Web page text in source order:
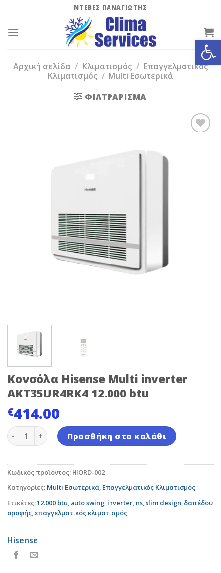
content
ΝΤΕΒΕΣ ΠΑΝΑΓΙΩΤΗΣ
Αρχική σελίδα / Κλιματισμός / Επαγγελματικός
Κλιματισμός / Multi Εσωτερικά
ΦΙΛΤΡΆΡΙΣΜΑ
Κονσόλα Hisense Multi inverter
AKT35UR4RK4 12.000 btu
€414.00
Κονσόλα Hisense Multi inverter AKT35UR4RK4 12.000
Προσθήκη στο καλάθι
Κωδικός προϊόντος: HIORD-002
Κατηγορίες: Multi Εσωτερικά, Επαγγελματικός Κλιματισμός
Ετικέτες:12.000 btu, auto swing, inverter, ns,slim design, δαπέδου
οροφής, επαγγελματικός κλιματισμός
Hisense